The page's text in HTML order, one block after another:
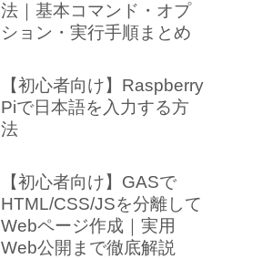
法｜基本コマンド・オプ
ション・実行手順まとめ
【初心者向け】Raspberry
Piで日本語を入力する方
法
【初心者向け】GASで
HTML/CSS/JSを分離して
Webページ作成｜実用
Web公開まで徹底解説